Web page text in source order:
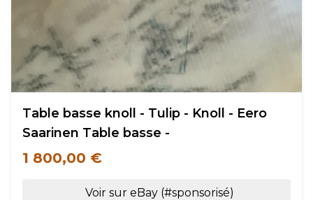
Table basse knoll - Tulip - Knoll - Eero
Saarinen Table basse -
1 800,00 €
Voir sur eBay (#sponsorisé)